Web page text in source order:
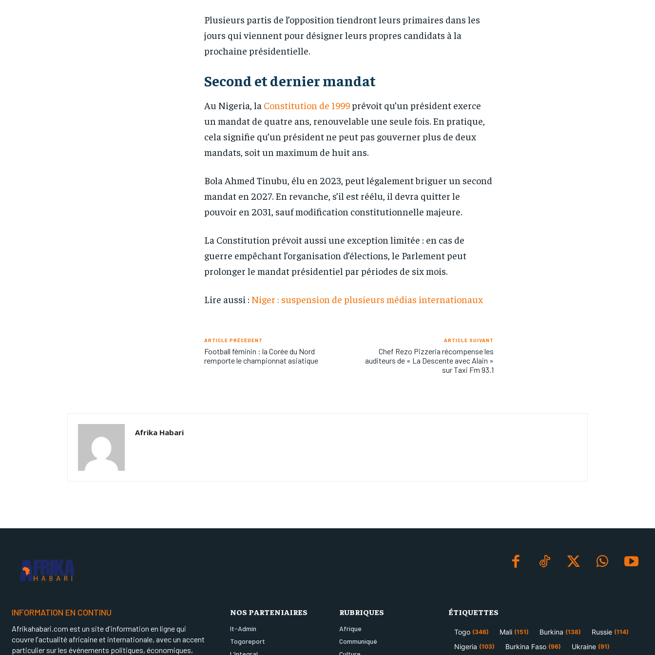
Plusieurs partis de l’opposition tiendront leurs primaires dans les
jours qui viennent pour désigner leurs propres candidats à la
prochaine présidentielle.
Second et dernier mandat
Au Nigeria, la Constitution de 1999prévoit qu’un président exerce
un mandat de quatre ans, renouvelable une seule fois. En pratique,
cela signifie qu’un président ne peut pas gouverner plus de deux
mandats, soit un maximum de huit ans.
Bola Ahmed Tinubu, élu en 2023, peut légalement briguer un second
mandat en 2027. En revanche, s’il est réélu, il devra quitter le
pouvoir en 2031, sauf modification constitutionnelle majeure.
La Constitution prévoit aussi une exception limitée : en cas de
guerre empêchant l’organisation d’élections, le Parlement peut
prolonger le mandat présidentiel par périodes de six mois.
Lire aussi : Niger : suspension de plusieurs médias internationaux
ARTICLE PRÉCÉDENT
Football féminin : la Corée du Nord
remporte le championnat asiatique
ARTICLE SUIVANT
Chef Rezo Pizzeria récompense les
auditeurs de « La Descente avec Alain »
sur Taxi Fm 93.1
Afrika Habari
INFORMATION EN CONTINU
Afrikahabari.com est un site d'information en ligne qui
couvre l'actualité africaine et internationale, avec un accent
particulier sur les événements politiques, économiques,
NOS PARTENIAIRES
It-Admin
Togoreport
RUBRIQUES
Afrique
Communiqué
ÉTIQUETTES
Togo (346) Mali (151) Burkina (138) Russie (114)
Nigeria (103) Burkina Faso (96) Ukraine (91)